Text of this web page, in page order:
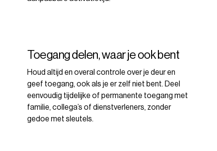
Toegang delen, waar je ook bent
Houd altijd en overal controle over je deur en
geef toegang, ook als je er zelf niet bent. Deel
eenvoudig tijdelijke of permanente toegang met
familie, collega’s of dienstverleners, zonder
gedoe met sleutels.